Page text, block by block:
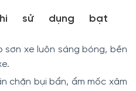
sử dụng bạt
sơn xe luôn sáng bóng, bền
chặn bụi bẩn, ẩm mốc xâm